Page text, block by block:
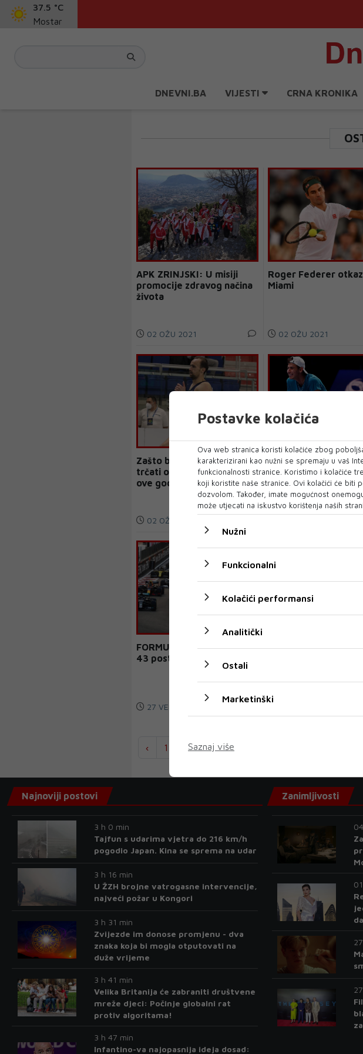
37.5 °C
Mostar
DNEVNI.BA VIJESTI CRNA KRONIKA
APK ZRINJSKI: U misiji
promocije zdravog načina
života
02 OŽU 2021
Roger Federer
Miami
02 OŽU 2021
Zašto bi Amel Tuka mogao
trčati odlične rezultate
ove godine?
02 OŽU 2021
ATP Singapur:
Popyrina
FORMULA 1: Prihodi pali za
43 posto
27 VELJ 2021
GIMNASTIKA:
‹ 1 ... 178
Postavke kolačića
Ova web stranica koristi kolačiće zbog
karakterizirani kao nužni se spremaju u vaš
funkcionalnosti stranice. Koristimo i kolačiće
koji koristite naše stranice. Ovi kolačići će biti
dozvolom. Također, imate mogućnost
može utjecati na iskustvo korištenja naših
Nužni
Funkcionalni
Kolačići performansi
Analitički
Ostali
Marketinški
Saznaj više
Najnoviji postovi
3 h 0 min
Tajfun s udarima vjetra do 216 km/h
pogodio Japan. Kina se sprema na udar
3 h 16 min
U ŽZH brojne vatrogasne intervencije,
najveći požar u Kongori
3 h 31 min
Zvijezde im donose promjenu - dva
znaka koja bi mogla otputovati na
duže vrijeme
3 h 41 min
Velika Britanija će zabraniti društvene
mreže djeci: Počinje globalni rat
protiv algoritama!
3 h 47 min
Infantino-va najopasnija ideja dosad:
Zanimljivosti